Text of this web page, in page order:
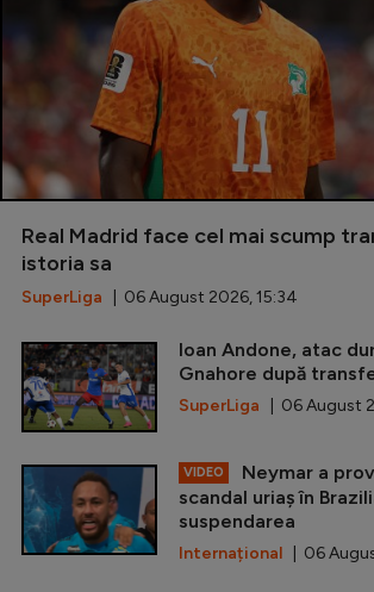
Real Madrid face cel mai scump
istoria sa
SuperLiga | 06 August 2026, 15:34
Ioan Andone, atac
Gnahore după
SuperLiga | 06 August
VIDEO
Neymar a
scandal uriaș în
suspendarea
Internațional | 06